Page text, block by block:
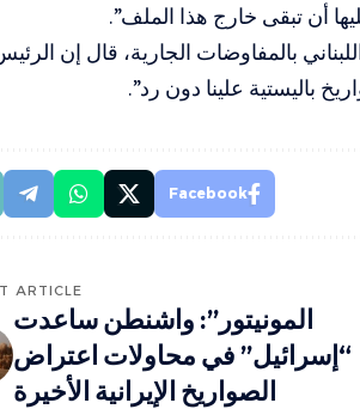
أن تبقى خارج هذا الملف”.
بالمفاوضات الجارية، قال إن
باليستية علينا دون رد”.
Facebook
ARTICLE
المونيتور”: واشنطن ساعدت
“إسرائيل” في محاولات اعتراض
الصواريخ الإيرانية الأخيرة